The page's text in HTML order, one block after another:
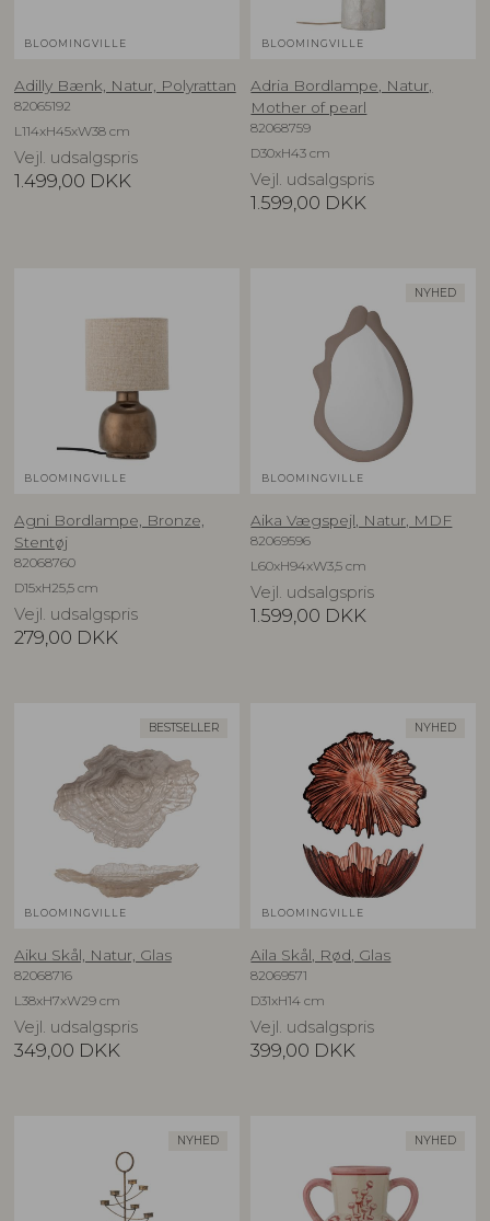
BLOOMINGVILLE
Adilly Bænk, Natur, Polyrattan
82065192
L114xH45xW38 cm
Vejl. udsalgspris
1.499,00 DKK
BLOOMINGVILLE
Adria Bordlampe, Natur,
Mother of pearl
82068759
D30xH43 cm
Vejl. udsalgspris
1.599,00 DKK
BLOOMINGVILLE
Agni Bordlampe, Bronze,
Stentøj
82068760
D15xH25,5 cm
Vejl. udsalgspris
279,00 DKK
NYHED
BLOOMINGVILLE
Aika Vægspejl, Natur, MDF
82069596
L60xH94xW3,5 cm
Vejl. udsalgspris
1.599,00 DKK
BESTSELLER
BLOOMINGVILLE
Aiku Skål, Natur, Glas
82068716
L38xH7xW29 cm
Vejl. udsalgspris
349,00 DKK
NYHED
BLOOMINGVILLE
Aila Skål, Rød, Glas
82069571
D31xH14 cm
Vejl. udsalgspris
399,00 DKK
NYHED NYHED